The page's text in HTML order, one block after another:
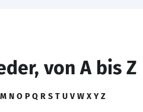
von A bis Z
M N O P Q R S T U V W X Y Z